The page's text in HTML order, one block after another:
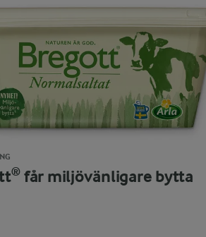
får miljövänligare bytta